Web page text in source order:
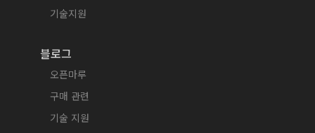
기술지원
블로그
오픈마루
구매 관련
기술 지원